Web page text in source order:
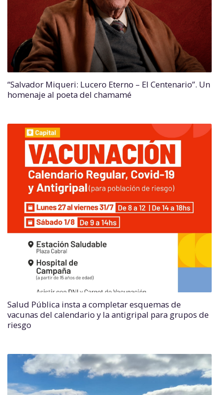
“Salvador Miqueri: Lucero Eterno – El Centenario”. Un
homenaje al poeta del chamamé
Salud Pública insta a completar esquemas de
vacunas del calendario y la antigripal para grupos de
riesgo